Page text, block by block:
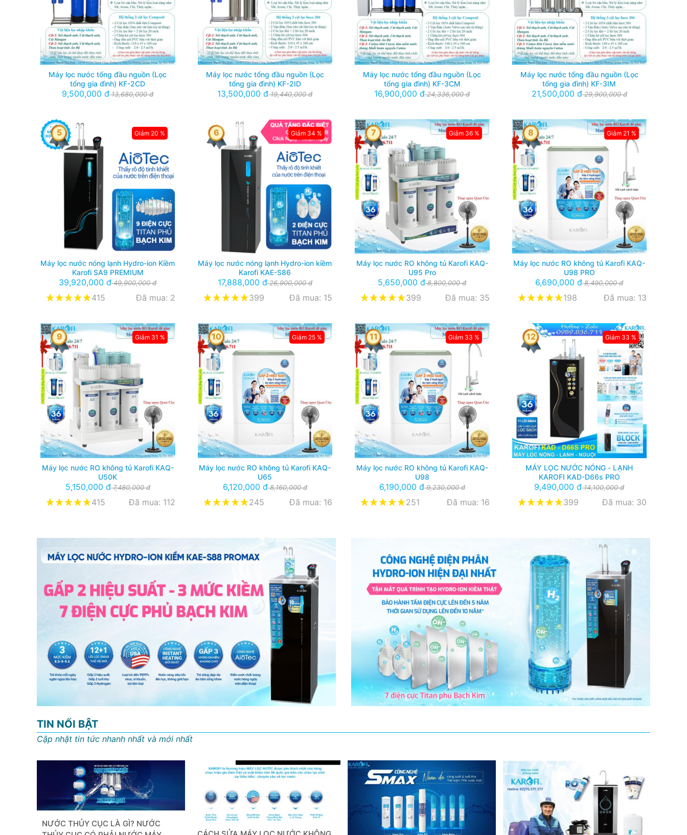
Máy lọc nước tổng đầu nguồn (Lọc
tổng gia đình) KF-2CD
9,500,000 đ13,680,000 đ
Máy lọc nước tổng đầu nguồn (Lọc
tổng gia đình) KF-2ID
13,500,000 đ19,440,000 đ
Máy lọc nước tổng đầu nguồn (Lọc
tổng gia đình) KF-3CM
16,900,000 đ24,336,000 đ
Máy lọc nước tổng đầu nguồn (Lọc
tổng gia đình) KF-3IM
21,500,000 đ29,900,000 đ
5
Máy lọc nước nóng lạnh Hydro-ion Kiềm
Karofi SA9 PREMIUM
39,920,000 đ49,900,000 đ
415 Đã mua: 2
Giảm 20 % 6
Máy lọc nước nóng lạnh Hydro-ion kiềm
Karofi KAE-S86
17,888,000 đ26,900,000 đ
399 Đã mua: 15
Giảm 34 % 7
Máy lọc nước RO không tủ Karofi KAQ-
U95 Pro
5,650,000 đ8,800,000 đ
399 Đã mua: 35
Giảm 36 % 8
Máy lọc nước RO không tủ Karofi KAQ-
U98 PRO
6,690,000 đ8,490,000 đ
198 Đã mua: 13
Giảm 21 %
9
Máy lọc nước RO không tủ Karofi KAQ-
U50K
5,150,000 đ7,480,000 đ
415 Đã mua: 112
Giảm 31 % 10
Máy lọc nước RO không tủ Karofi KAQ-
U65
6,120,000 đ8,160,000 đ
245 Đã mua: 16
Giảm 25 % 11
Máy lọc nước RO không tủ Karofi KAQ-
U98
6,190,000 đ9,230,000 đ
251 Đã mua: 16
Giảm 33 % 12
MÁY LỌC NƯỚC NÓNG - LẠNH
KAROFI KAD-D66s PRO
9,490,000 đ14,100,000 đ
399 Đã mua: 30
Giảm 33 %
TIN NỔI BẬT
Cập nhật tin tức nhanh nhất và mới nhất
NƯỚC THỦY CỤC LÀ GÌ? NƯỚC